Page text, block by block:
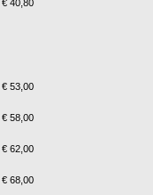
€ 40,80
€ 53,00
€ 58,00
€ 62,00
€ 68,00